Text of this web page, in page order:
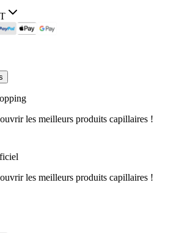
les meilleurs produits capillaires !
les meilleurs produits capillaires !